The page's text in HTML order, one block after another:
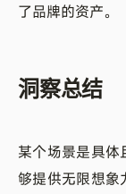
了品牌的资产。
洞察总结
某个场景是具体
够提供无限想象